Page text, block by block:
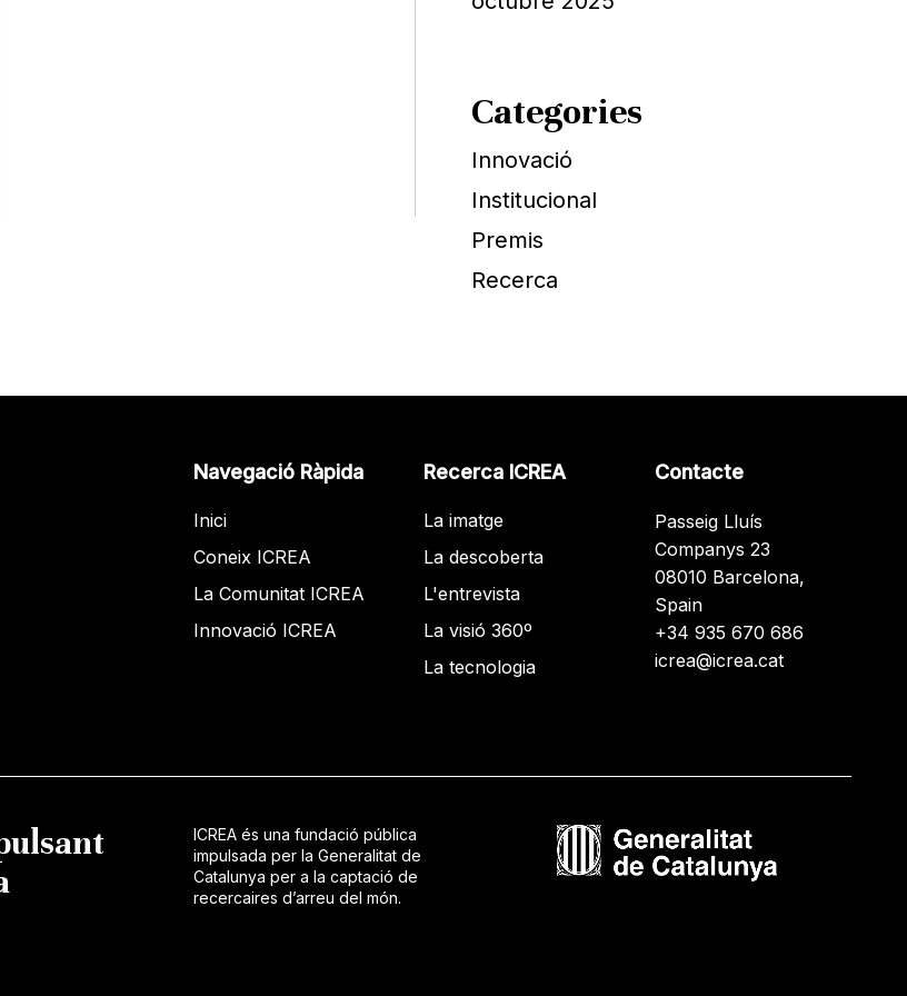
Categories
Innovació
Institucional
Premis
Recerca
Navegació Ràpida
Inici
Coneix ICREA
La Comunitat ICREA
Innovació ICREA
Recerca ICREA
La imatge
La descoberta
L'entrevista
La visió 360º
La tecnologia
Contacte
Passeig Lluís
Companys 23
08010 Barcelona,
Spain
+34 935 670 686
icrea@icrea.cat
ICREA és una fundació pública
impulsada per la Generalitat de
Catalunya per a la captació de
recercaires d’arreu del món.